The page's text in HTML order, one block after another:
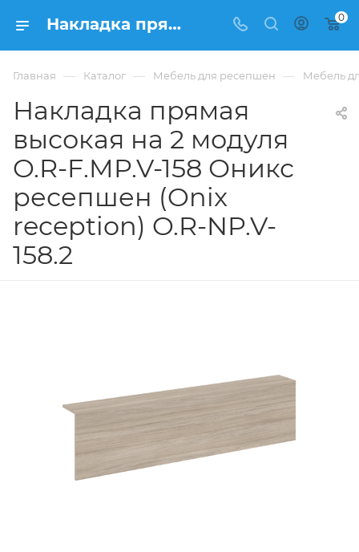
Накладка прямая высокая на 2 модуля O.R-F.MP.V-158 Оникс ресепшен (Onix reception) O.R-NP.V-158.2 из ЛДСП купить в Москве, цена 15 837 ₽. - интернет-магазин ФРАНКОМ 0
Главная — Каталог — Мебель для ресепшен — Мебель
Накладка прямая
высокая на 2 модуля
O.R-F.MP.V-158 Оникс
ресепшен (Onix
reception) O.R-NP.V-
158.2